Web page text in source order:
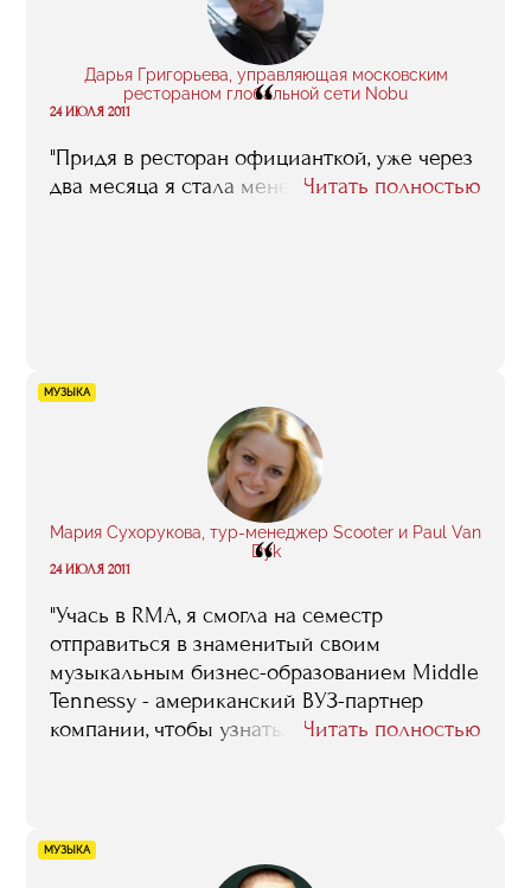
Дарья Григорьева, управляющая московским
рестораном глобальной сети Nobu
“
24 ИЮЛЯ 2011
"Придя в ресторан официанткой, уже через
два месяца я стала менеджером".Читать полностью
МУЗЫКА
Мария Сухорукова, тур-менеджер Scooter и Paul Van
Dyk
“
24 ИЮЛЯ 2011
"Учась в RMA, я смогла на семестр
отправиться в знаменитый своим
музыкальным бизнес-образованием Middle
Tennessy - американский ВУЗ-партнер
компании, чтобы узнать, как построена
Читать полностью
МУЗЫКА